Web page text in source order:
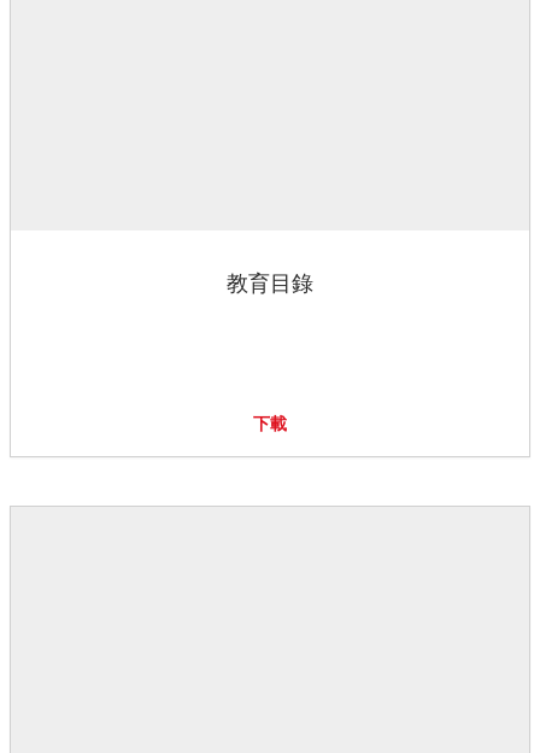
教育目錄
下載